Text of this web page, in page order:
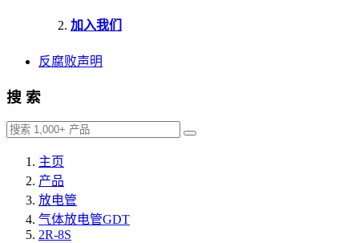
加入我们
反腐败声明
搜 索
主页
产品
放电管
气体放电管GDT
2R-8S